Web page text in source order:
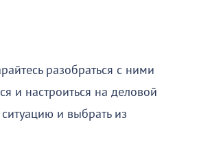
разобраться с ними
и настроиться на деловой
ситуацию и выбрать из